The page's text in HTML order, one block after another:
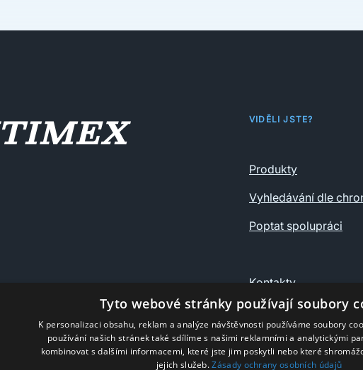
VIDĚLI JSTE?
Produkty
Vyhledávání dle
Poptat spolupráci
Kontakty
Ochrana osobních
Tyto webové stránky používají soubory
K personalizaci obsahu, reklam a analýze návštěvnosti používáme soubory
používání našich stránek také sdílíme s našimi reklamními a analytickými
kombinovat s dalšími informacemi, které jste jim poskytli nebo které
jejich služeb.Zásady ochrany osobních údajů